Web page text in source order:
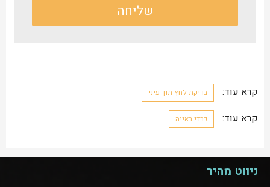
קרא עוד: בדיקת לחץ תוך עיני
קרא עוד: כבדי ראייה
ניווט מהיר